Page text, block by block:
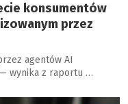
konsumentów
przez
agentów AI
wynika z raportu …